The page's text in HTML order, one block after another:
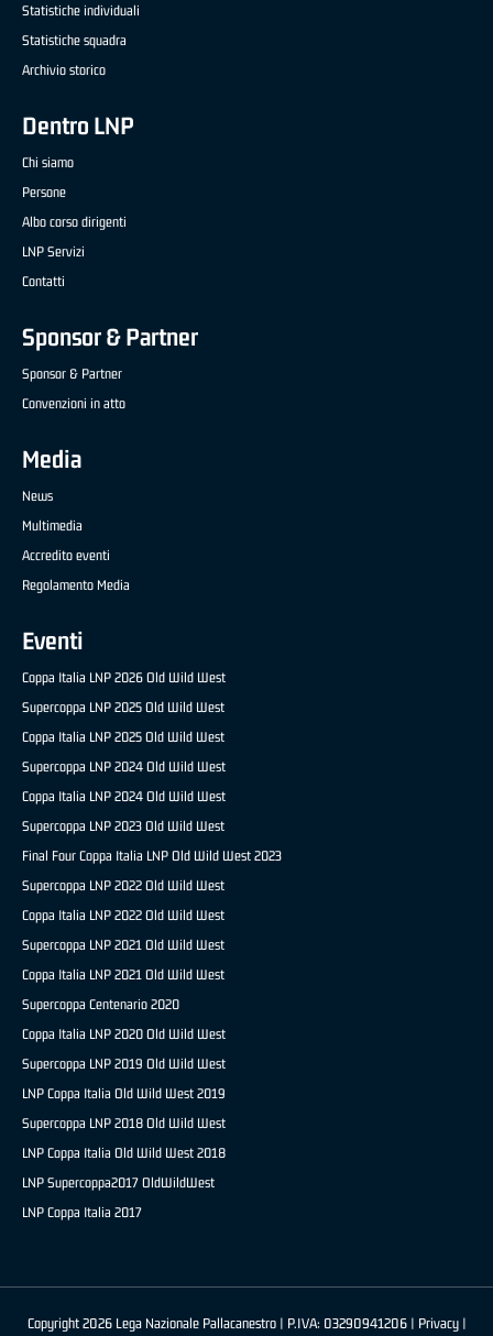
Statistiche individuali
Statistiche squadra
Archivio storico
Dentro LNP
Chi siamo
Persone
Albo corso dirigenti
LNP Servizi
Contatti
Sponsor & Partner
Sponsor & Partner
Convenzioni in atto
Media
News
Multimedia
Accredito eventi
Regolamento Media
Eventi
Coppa Italia LNP 2026 Old Wild West
Supercoppa LNP 2025 Old Wild West
Coppa Italia LNP 2025 Old Wild West
Supercoppa LNP 2024 Old Wild West
Coppa Italia LNP 2024 Old Wild West
Supercoppa LNP 2023 Old Wild West
Final Four Coppa Italia LNP Old Wild West 2023
Supercoppa LNP 2022 Old Wild West
Coppa Italia LNP 2022 Old Wild West
Supercoppa LNP 2021 Old Wild West
Coppa Italia LNP 2021 Old Wild West
Supercoppa Centenario 2020
Coppa Italia LNP 2020 Old Wild West
Supercoppa LNP 2019 Old Wild West
LNP Coppa Italia Old Wild West 2019
Supercoppa LNP 2018 Old Wild West
LNP Coppa Italia Old Wild West 2018
LNP Supercoppa2017 OldWildWest
LNP Coppa Italia 2017
Copyright 2026 Lega Nazionale Pallacanestro | P.IVA: 03290941206 | Privacy|